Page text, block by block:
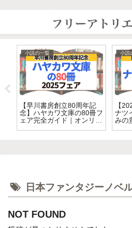
小説の一覧
【早川書房創立80周年記
念】ハヤカワ文庫の80冊フ
ェア完全ガイド｜オンリー
小説
【
ナツ
みの
日本ファンタジーノベ
NOT FOUND